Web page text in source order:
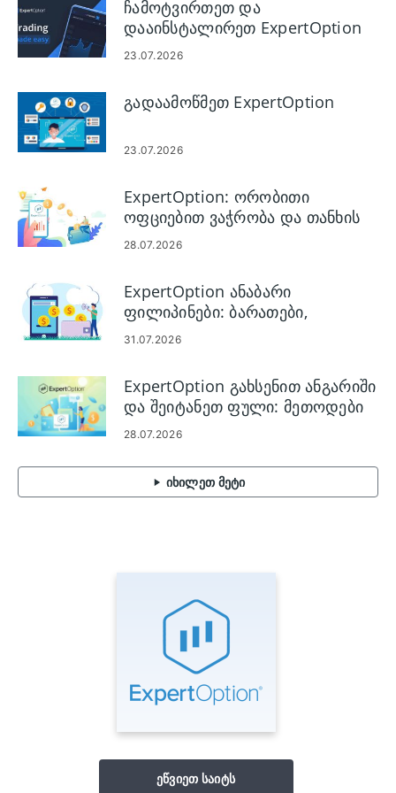
ჩამოტვირთეთ და
დააინსტალირეთ ExpertOption
მობილური აპი Android-ისთვის
23.07.2026
გადაამოწმეთ ExpertOption
23.07.2026
ExpertOption: ორობითი
ოფციებით ვაჭრობა და თანხის
ამოღება
28.07.2026
ExpertOption ანაბარი
ფილიპინები: ბარათები,
ელექტრონული საფულეები და
31.07.2026
ExpertOption გახსენით ანგარიში
და შეიტანეთ ფული: მეთოდები
და ლიმიტები
28.07.2026
იხილეთ მეტი
ეწვიეთ საიტს